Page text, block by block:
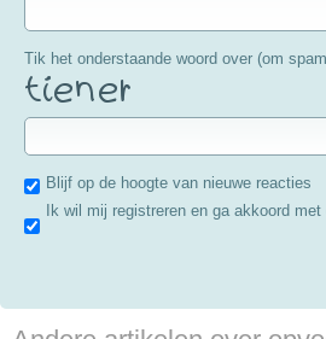
Tik het onderstaande woord over (om
Blijf op de hoogte van nieuwe reacties
Ik wil mij registreren en ga akkoord